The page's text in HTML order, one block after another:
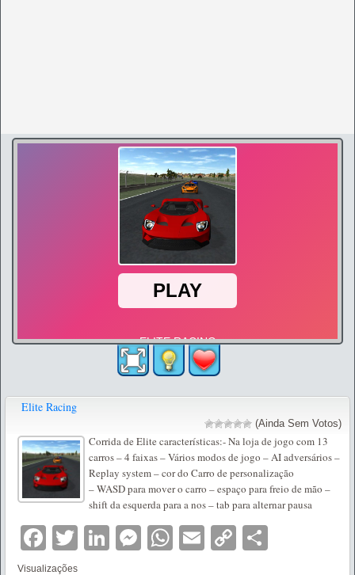
Elite Racing
(Ainda Sem Votos)
Corrida de Elite características:- Na loja de jogo com 13
carros – 4 faixas – Vários modos de jogo – AI adversários –
Replay system – cor do Carro de personalização
– WASD para mover o carro – espaço para freio de mão –
shift da esquerda para a nos – tab para alternar pausa
Facebook
TwitterLinkedIn
Messenger
WhatsApp
EmailCopy
Visualizações